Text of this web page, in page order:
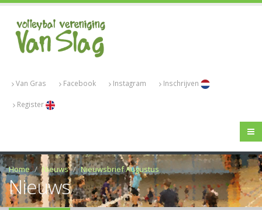
Van Gras Facebook Instagram Inschrijven
Register
Home Nieuws Nieuwsbrief Augustus
Nieuws